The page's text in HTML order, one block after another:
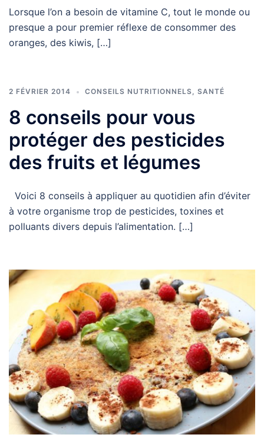
Lorsque l’on a besoin de vitamine C, tout le monde ou
presque a pour premier réflexe de consommer des
oranges, des kiwis, […]
2 FÉVRIER 2014 CONSEILS NUTRITIONNELS, SANTÉ
8 conseils pour vous
protéger des pesticides
des fruits et légumes
Voici 8 conseils à appliquer au quotidien afin d’éviter
à votre organisme trop de pesticides, toxines et
polluants divers depuis l’alimentation. […]